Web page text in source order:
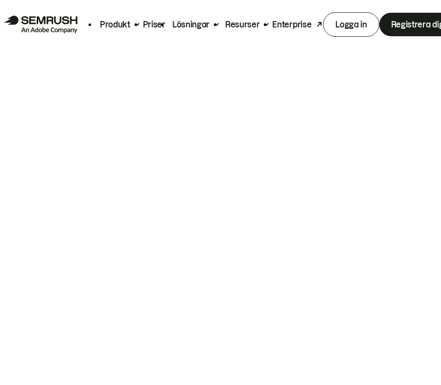
Produkt Priser Lösningar Resurser Enterprise Logga in Registrera